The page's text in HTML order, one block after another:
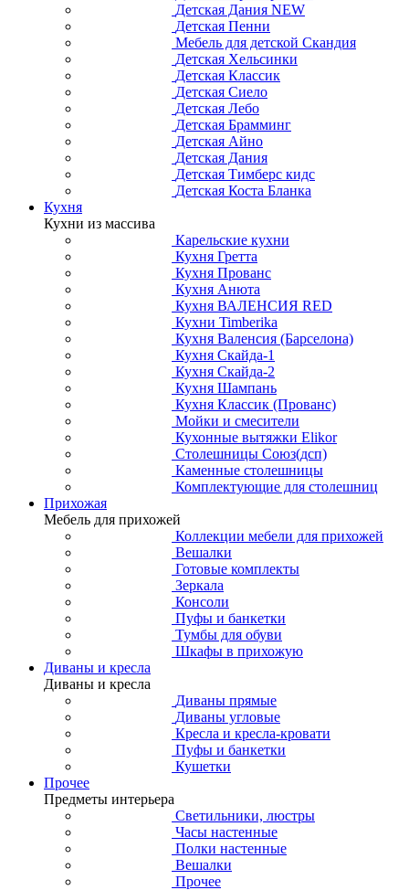
Детская Дания NEW
Детская Пенни
Мебель для детской Скандия
Детская Хельсинки
Детская Классик
Детская Сиело
Детская Лебо
Детская Брамминг
Детская Айно
Детская Дания
Детская Тимберс кидс
Детская Коста Бланка
Кухня
Кухни из массива
Карельские кухни
Кухня Гретта
Кухня Прованс
Кухня Анюта
Кухня ВАЛЕНСИЯ RED
Кухни Timberika
Кухня Валенсия (Барселона)
Кухня Скайда-1
Кухня Скайда-2
Кухня Шампань
Кухня Классик (Прованс)
Мойки и смесители
Кухонные вытяжки Elikor
Столешницы Союз(дсп)
Каменные столешницы
Комплектующие для столешниц
Прихожая
Мебель для прихожей
Коллекции мебели для прихожей
Вешалки
Готовые комплекты
Зеркала
Консоли
Пуфы и банкетки
Тумбы для обуви
Шкафы в прихожую
Диваны и кресла
Диваны и кресла
Диваны прямые
Диваны угловые
Кресла и кресла-кровати
Пуфы и банкетки
Кушетки
Прочее
Предметы интерьера
Светильники, люстры
Часы настенные
Полки настенные
Вешалки
Прочее